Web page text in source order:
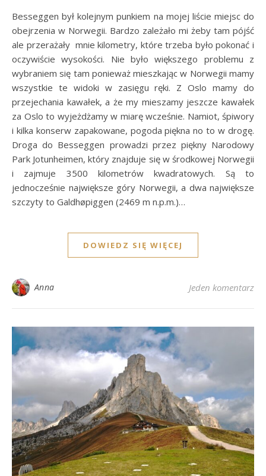
Besseggen był kolejnym punkiem na mojej liście miejsc do
obejrzenia w Norwegii. Bardzo zależało mi żeby tam pójść
ale przerażały mnie kilometry, które trzeba było pokonać i
oczywiście wysokości. Nie było większego problemu z
wybraniem się tam ponieważ mieszkając w Norwegii mamy
wszystkie te widoki w zasięgu ręki. Z Oslo mamy do
przejechania kawałek, a że my mieszamy jeszcze kawałek
za Oslo to wyjeżdżamy w miarę wcześnie. Namiot, śpiwory
i kilka konserw zapakowane, pogoda piękna no to w drogę.
Droga do Besseggen prowadzi przez piękny Narodowy
Park Jotunheimen, który znajduje się w środkowej Norwegii
i zajmuje 3500 kilometrów kwadratowych. Są to
jednocześnie największe góry Norwegii, a dwa największe
szczyty to Galdhøpiggen (2469 m n.p.m.)…
DOWIEDZ SIĘ WIĘCEJ
Anna Jeden komentarz